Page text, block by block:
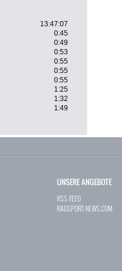
13:47:07
0:45
0:49
0:53
0:55
0:55
0:55
1:25
1:32
1:49
UNSERE ANGEBOTE
RSS-FEED
RADSPORT-NEWS.COM